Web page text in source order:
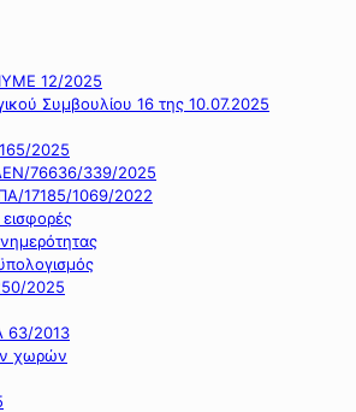
12/2025
Συμβουλίου 16 της 10.07.2025
2025
76636/339/2025
17185/1069/2022
2025
63/2013
χωρών